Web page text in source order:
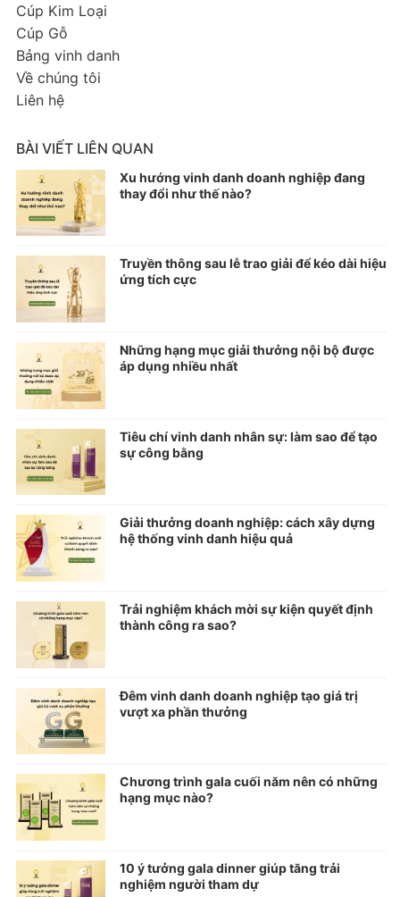
Cúp Kim Loại
Cúp Gỗ
Bảng vinh danh
Về chúng tôi
Liên hệ
BÀI VIẾT LIÊN QUAN
Xu hướng vinh danh doanh nghiệp đang
thay đổi như thế nào?
Truyền thông sau lễ trao giải để kéo dài hiệu
ứng tích cực
Những hạng mục giải thưởng nội bộ được
áp dụng nhiều nhất
Tiêu chí vinh danh nhân sự: làm sao để tạo
sự công bằng
Giải thưởng doanh nghiệp: cách xây dựng
hệ thống vinh danh hiệu quả
Trải nghiệm khách mời sự kiện quyết định
thành công ra sao?
Đêm vinh danh doanh nghiệp tạo giá trị
vượt xa phần thưởng
Chương trình gala cuối năm nên có những
hạng mục nào?
10 ý tưởng gala dinner giúp tăng trải
nghiệm người tham dự